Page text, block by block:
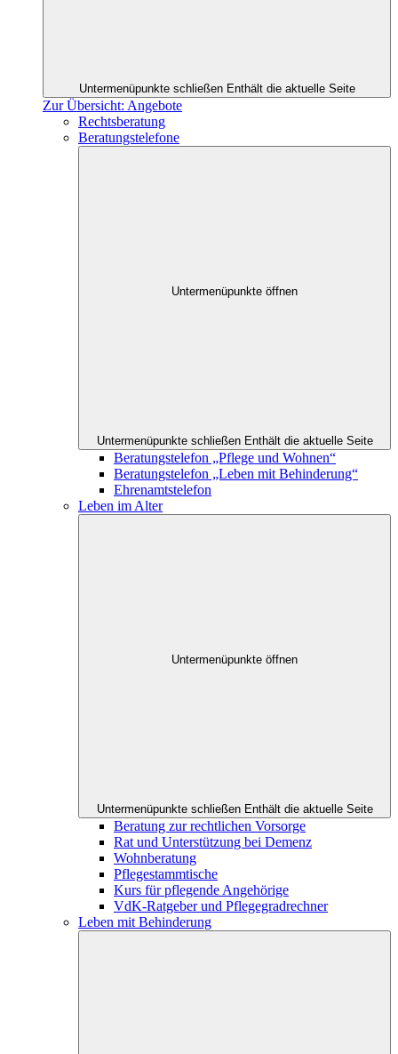
Untermenüpunkte schließen Enthält die aktuelle Seite
Zur Übersicht: Angebote
Rechtsberatung
Beratungstelefone
Untermenüpunkte öffnen
Untermenüpunkte schließen Enthält die aktuelle Seite
Beratungstelefon „Pflege und Wohnen“
Beratungstelefon „Leben mit Behinderung“
Ehrenamtstelefon
Leben im Alter
Untermenüpunkte öffnen
Untermenüpunkte schließen Enthält die aktuelle Seite
Beratung zur rechtlichen Vorsorge
Rat und Unterstützung bei Demenz
Wohnberatung
Pflegestammtische
Kurs für pflegende Angehörige
VdK-Ratgeber und Pflegegradrechner
Leben mit Behinderung